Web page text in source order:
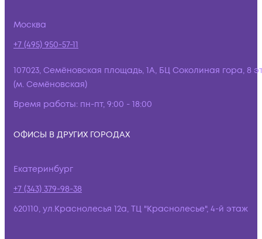
Москва
+7 (495) 950-57-11
107023, Семёновская площадь, 1А, БЦ Соколиная гора, 8
(м. Семёновская)
Время работы: пн-пт, 9:00 - 18:00
ОФИСЫ В ДРУГИХ ГОРОДАХ
Екатеринбург
+7 (343) 379-98-38
620110, ул.Краснолесья 12а, ТЦ "Краснолесье", 4-й этаж